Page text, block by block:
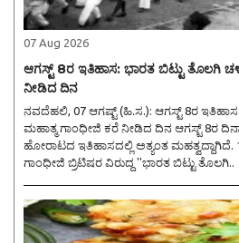
07 Aug 2026
ಆಗಸ್ಟ್ 8ರ ಇತಿಹಾಸ: ಭಾರತ ಬಿಟ್ಟು ತೊಲಗಿ
ನೀಡಿದ ದಿನ
ನವದೆಹಲಿ, 07 ಆಗಷ್ಟ್ (ಹಿ.ಸ.): ಆಗಸ್ಟ್ 8ರ ಇತಿಹಾಸ: ಭಾರತ ಬಿಟ್ಟು ತೊಲಗಿ ಚಳವಳಿಗೆ
ಮಹಾತ್ಮ ಗಾಂಧೀಜಿ ಕರೆ ನೀಡಿದ ದಿನ ಆಗಸ್ಟ್ 8ರ ದಿನಾಂಕವು ಭಾರತದ ಸ್ವಾತಂತ್ರ್ಯ
ಹೋರಾಟದ ಇತಿಹಾಸದಲ್ಲಿ ಅತ್ಯಂತ ಮಹತ್ವದ್ದಾಗಿದೆ.
ಗಾಂಧೀಜಿ ಬ್ರಿಟಿಷರ ವಿರುದ್ಧ ''ಭಾರತ ಬಿಟ್ಟು ತೊಲಗಿ..